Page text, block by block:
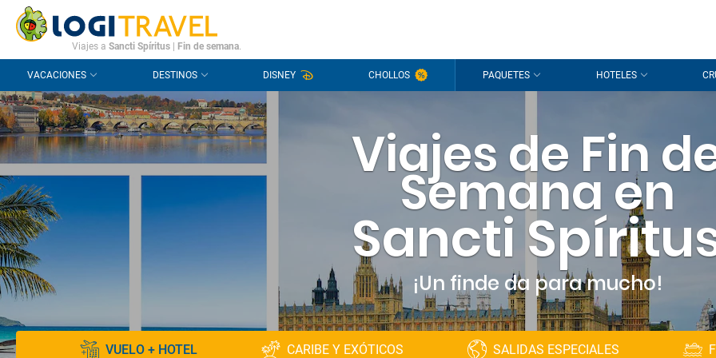
CONTACTO PREGUNTAS FRECUENTES
Viajes a Sancti Spíritus Fin de semana.
¿Todavía
VACACIONES DESTINOS DISNEY CHOLLOS PAQUETES HOTELES
Viajes de Fin
Semana en
Sancti
¡Un finde da para mucho!
VUELO + HOTEL CARIBE Y EXÓTICOS SALIDAS ESPECIALES